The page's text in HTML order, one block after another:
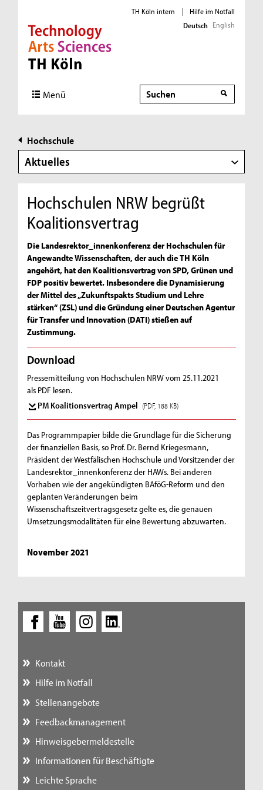
Direkt zur Hauptnavigation
Direkt zur Subnavigation
Direkt zum Inhalt
Direkt zum Fußbereich
TH Köln intern |
Hilfe im Notfall
Deutsch English
Menü Suche
Hochschule
Aktuelles
Hochschulen NRW begrüßt
Koalitionsvertrag
Die Landesrektor_innenkonferenz der Hochschulen für
Angewandte Wissenschaften, der auch die TH Köln
angehört, hat den Koalitionsvertrag von SPD, Grünen und
FDP positiv bewertet. Insbesondere die Dynamisierung
der Mittel des „Zukunftspakts Studium und Lehre
stärken“ (ZSL) und die Gründung einer Deutschen Agentur
für Transfer und Innovation (DATI) stießen auf
Zustimmung.
Download
Pressemitteilung von Hochschulen NRW vom 25.11.2021
als PDF lesen.
PM Koalitionsvertrag Ampel (PDF, 188 KB)
Das Programmpapier bilde die Grundlage für die Sicherung
der finanziellen Basis, so Prof. Dr. Bernd Kriegesmann,
Präsident der Westfälischen Hochschule und Vorsitzender der
Landesrektor_innenkonferenz der HAWs. Bei anderen
Vorhaben wie der angekündigten BAföG-Reform und den
geplanten Veränderungen beim
Wissenschaftszeitvertragsgesetz gelte es, die genauen
Umsetzungsmodalitäten für eine Bewertung abzuwarten.
November 2021
Kontakt
Hilfe im Notfall
Stellenangebote
Feedbackmanagement
Hinweisgebermeldestelle
Informationen für Beschäftigte
Leichte Sprache